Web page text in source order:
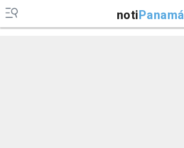
notiPanamá